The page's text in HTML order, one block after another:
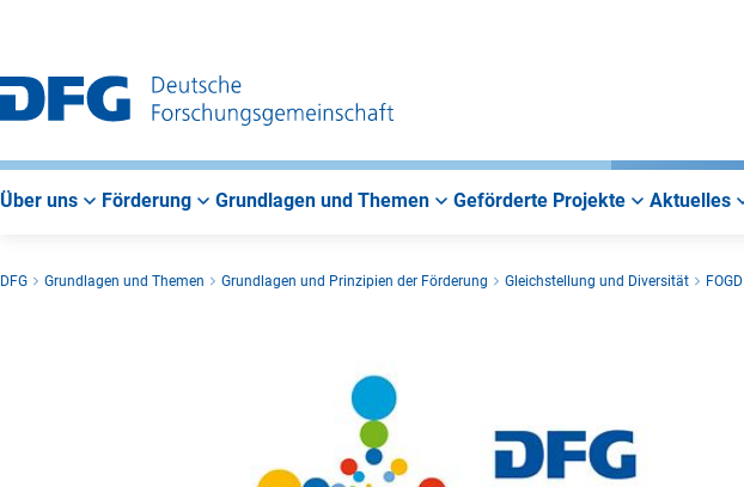
Über uns Förderung Grundlagen und Themen Geförderte Projekte Aktuelles
DFG Grundlagen und Themen Grundlagen und Prinzipien der Förderung Gleichstellung und Diversität FOGD